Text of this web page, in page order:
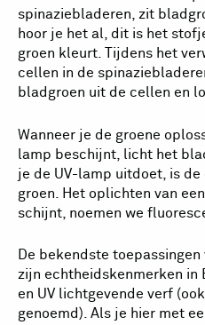
spinaziebladeren, zit
hoor je het al, dit is het
groen kleurt. Tijdens het
cellen in de
bladgroen uit de cellen en
Wanneer je de groene
lamp beschijnt, licht het
je de UV-lamp uitdoet, is de
groen. Het oplichten van
schijnt, noemen we
De bekendste
zijn echtheidskenmerken in
en UV lichtgevende verf
genoemd). Als je hier met